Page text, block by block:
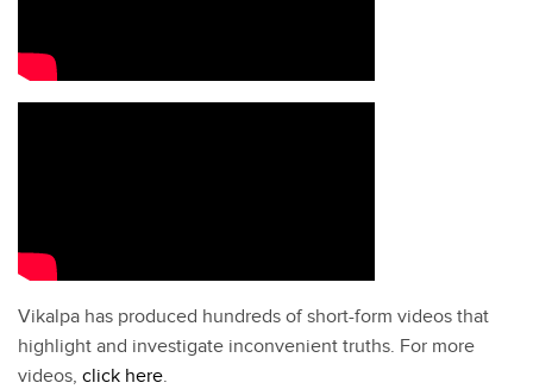
Vikalpa has produced hundreds of short-form videos that
highlight and investigate inconvenient truths. For more
videos, click here.